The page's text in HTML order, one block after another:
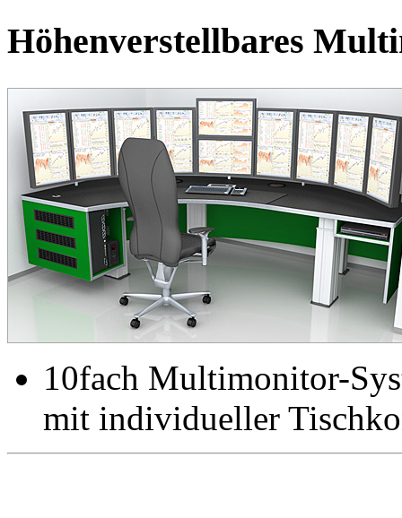
Höhenverstellbares
10fach Multimonitor-
mit individueller